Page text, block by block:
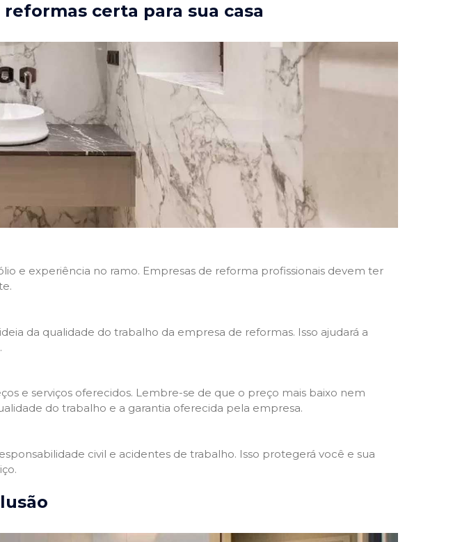
certa para sua casa
e experiência no ramo. Empresas de reforma profissionais devem ter
da qualidade do trabalho da empresa de reformas. Isso ajudará a
e serviços oferecidos. Lembre-se de que o preço mais baixo nem
do trabalho e a garantia oferecida pela empresa.
civil e acidentes de trabalho. Isso protegerá você e sua